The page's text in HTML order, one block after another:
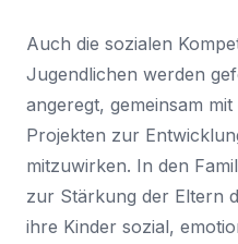
Auch die sozialen
Jugendlichen werden
angeregt, gemeinsam
Projekten zur
mitzuwirken. In den
zur Stärkung der Eltern
ihre Kinder sozial,